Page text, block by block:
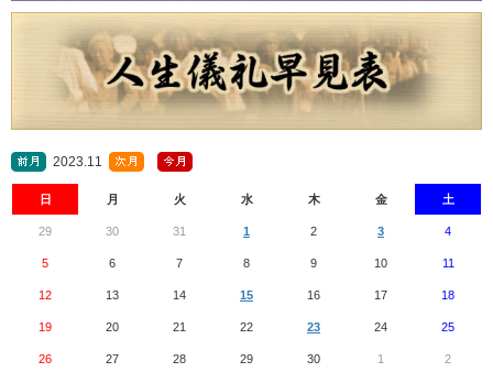
2023.11
日 月 火 水 木 金 土
29 30 31 1 2 3 4
5 6 7 8 9 10 11
12 13 14 15 16 17 18
19 20 21 22 23 24 25
26 27 28 29 30 1 2